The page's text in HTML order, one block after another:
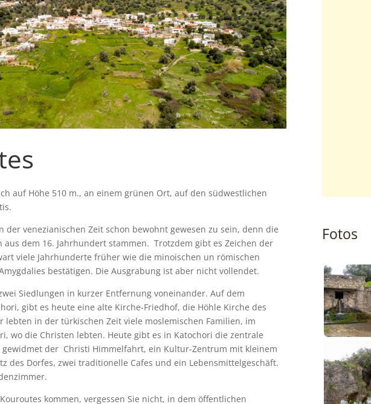
auf Höhe 510 m., an einem grünen Ort, auf den südwestlichen
der venezianischen Zeit schon bewohnt gewesen zu sein, denn die
aus dem 16. Jahrhundert stammen. Trotzdem gibt es Zeichen der
viele Jahrhunderte früher wie die minoischen un römischen
bestätigen. Die Ausgrabung ist aber nicht vollendet.
Siedlungen in kurzer Entfernung voneinander. Auf dem
gibt es heute eine alte Kirche-Friedhof, die Höhle Kirche des
lebten in der türkischen Zeit viele moslemischen Familien, im
wo die Christen lebten. Heute gibt es in Katochori die zentrale
gewidmet der Christi Himmelfahrt, ein Kultur-Zentrum mit kleinem
des Dorfes, zwei traditionelle Cafes und ein Lebensmittelgeschäft.
kommen, vergessen Sie nicht, in dem öffentlichen
Fotos